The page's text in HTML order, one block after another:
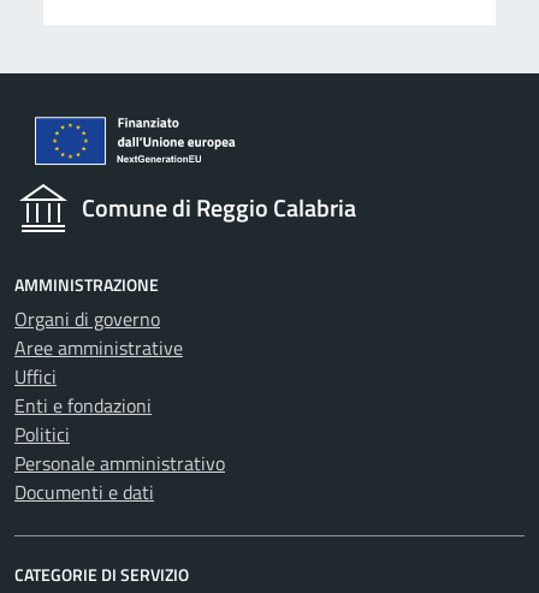
Comune di Reggio Calabria
AMMINISTRAZIONE
Organi di governo
Aree amministrative
Uffici
Enti e fondazioni
Politici
Personale amministrativo
Documenti e dati
CATEGORIE DI SERVIZIO